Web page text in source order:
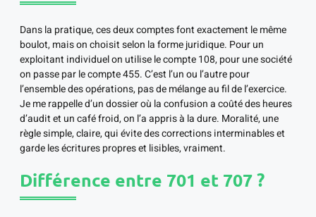
Dans la pratique, ces deux comptes font exactement le même
boulot, mais on choisit selon la forme juridique. Pour un
exploitant individuel on utilise le compte 108, pour une société
on passe par le compte 455. C’est l’un ou l’autre pour
l’ensemble des opérations, pas de mélange au fil de l’exercice.
Je me rappelle d’un dossier où la confusion a coûté des heures
d’audit et un café froid, on l’a appris à la dure. Moralité, une
règle simple, claire, qui évite des corrections interminables et
garde les écritures propres et lisibles, vraiment.
Différence entre 701 et 707 ?